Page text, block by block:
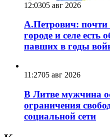
12:0305 авг 2026
А.Петрович:
городе и селе есть
павших в годы
11:2705 авг 2026
В Литве мужчина
ограничения
социальной сети